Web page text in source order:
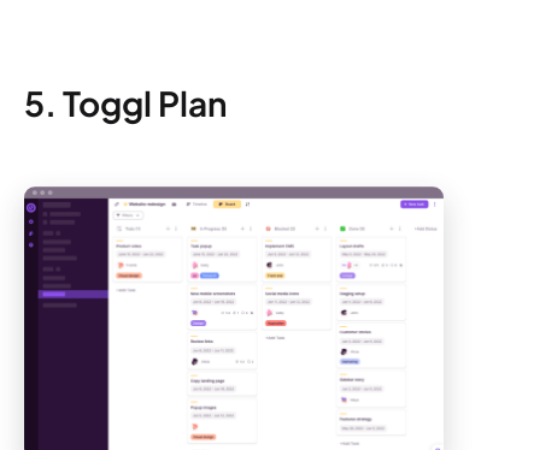
5. Toggl Plan